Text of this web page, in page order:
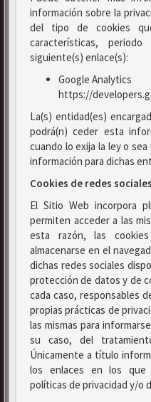
información sobre la
del tipo de cookies
características,
siguiente(s) enlace(s):
Google Analytics
https://
La(s) entidad(es)
podrá(n) ceder esta
cuando lo exija la ley o
información para dichas
Cookies de redes sociales
El Sitio Web incorpora
permiten acceder a las
esta razón, las
almacenarse en el
dichas redes sociales
protección de datos y de
cada caso, responsables
propias prácticas de
las mismas para
su caso, del
Únicamente a título
los enlaces en los que
políticas de privacidad y/o